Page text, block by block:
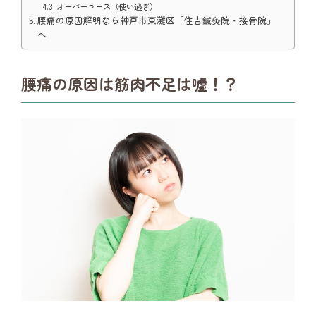
オーバーユース（使い過ぎ）
腰痛の原因解明なら神戸市東灘区「住吉鍼灸院・接骨院」
へ
腰痛の原因は筋肉不足は嘘！？